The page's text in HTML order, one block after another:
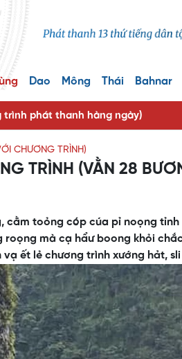
Dao Mông Thái Bahnar
trình phát thanh hàng ngày)
CHƯƠNG TRÌNH)
TRÌNH (VẰN 28
cằm toỏng cóp cúa pỉ noọng
mà cạ hẩư boong khỏi
ết lẻ chương trình xướng hảt,